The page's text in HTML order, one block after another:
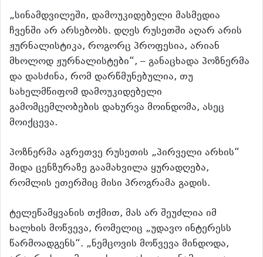
„სინამდვილეში, დამოუკიდებელი მასმედია
ჩვენში არ არსებობს. დღეს რუსეთში აღარ არის
ჟურნალისტიკა, როგორც პროფესია, არიან
მხოლოდ ჟურნალისტები“, – განაცხადა პოზნერმა
და დასძინა, რომ დარწმუნებულია, თუ
სახელმწიფომ დამოუკიდებელი
გამომცემლობების დახურვა მოინდომა, ასეც
მოიქცევა.
პოზნერმა აგრეთვე რუსეთის „პირველი არხის“
შიდა ცენზურაზე გაამახვილა ყურადღება,
რომლის ეთერშიც მისი პროგრამა გადის.
ტელეწამყვანის თქმით, მას არ შეუძლია იმ
ხალხის მოწვევა, რომელიც „უდავო ინტერესს
წარმოადგენს“. „ნემცოვის მოწვევა მინდოდა,